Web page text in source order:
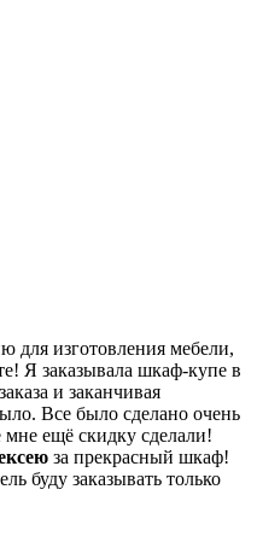
для изготовления мебели,
Я заказывала шкаф-купе в
и заканчивая
Все было сделано очень
ещё скидку сделали!
за прекрасный шкаф!
буду заказывать только